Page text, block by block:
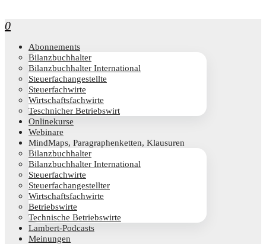
0
Abon­ne­ments
Bilanz­buch­hal­ter
Bilanz­buch­hal­ter International
Steu­er­fach­an­ge­stell­te
Steu­er­fach­wir­te
Wirt­schafts­fach­wir­te
Teschni­cher Betriebswirt
Online­kur­se
Web­i­na­re
Mind­Maps, Para­gra­phen­ket­ten, Klausuren
Bilanz­buch­hal­ter
Bilanz­buch­hal­ter International
Steu­er­fach­wir­te
Steu­er­fach­an­ge­stell­ter
Wirt­schafts­fach­wir­te
Betriebs­wir­te
Tech­ni­sche Betriebswirte
Lam­­bert-Pod­­casts
Mei­nun­gen